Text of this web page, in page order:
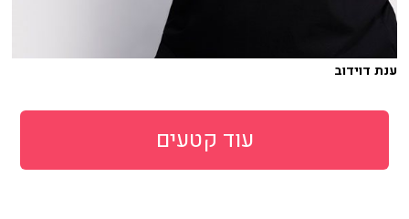
ענת דוידוב
עוד קטעים